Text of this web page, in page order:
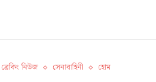
ব্রেকিং নিউজ সেনাবাহিনী হোম